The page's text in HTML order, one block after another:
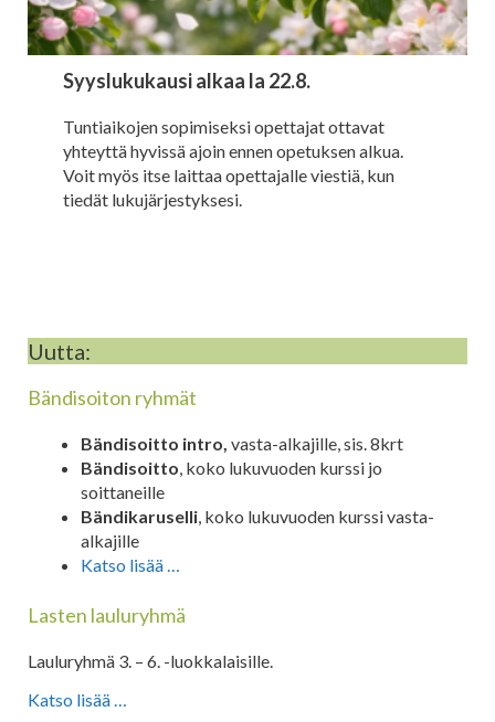
Syyslukukausi alkaa la 22.8.
Tuntiaikojen sopimiseksi opettajat ottavat
yhteyttä hyvissä ajoin ennen opetuksen alkua.
Voit myös itse laittaa opettajalle viestiä, kun
tiedät lukujärjestyksesi.
Uutta:
Bändisoiton ryhmät
Bändisoitto intro, vasta-alkajille, sis. 8krt
Bändisoitto , koko lukuvuoden kurssi jo
soittaneille
Bändikaruselli , koko lukuvuoden kurssi vasta-
alkajille
Katso lisää …
Lasten lauluryhmä
Lauluryhmä 3. – 6. -luokkalaisille.
Katso lisää …